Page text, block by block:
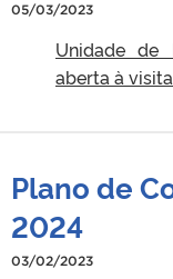
05/03/2023
Unidade de
aberta à
Plano de
2024
03/02/2023